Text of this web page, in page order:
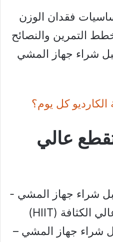
فقدان الوزن
التمرين والنصائح
شراء جهاز المشي
كل يوم؟
عالي
شراء جهاز المشي –